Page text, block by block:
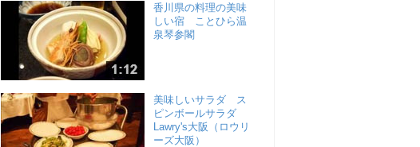
香川県の料理の美味
しい宿 ことひら温
泉琴参閣
美味しいサラダ ス
ピンボールサラダ
Lawry's大阪（ロウリ
ーズ大阪）